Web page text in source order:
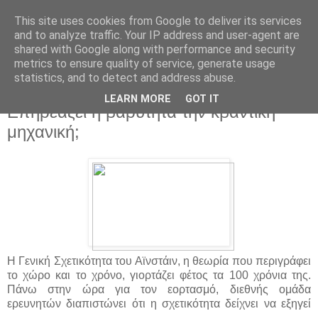
Επηρεάζει η βαρύτητα την κβαντική
μηχανική;
Η Γενική Σχετικότητα του Αϊνστάιν, η θεωρία που περιγράφει
το χώρο και το χρόνο, γιορτάζει φέτος τα 100 χρόνια της.
Πάνω στην ώρα για τον εορτασμό, διεθνής ομάδα
ερευνητών διαπιστώνει ότι η σχετικότητα δείχνει να εξηγεί
This site uses cookies from Google to deliver its services
and to analyze traffic. Your IP address and user-agent are
shared with Google along with performance and security
metrics to ensure quality of service, generate usage
statistics, and to detect and address abuse.
LEARN MORE GOT IT